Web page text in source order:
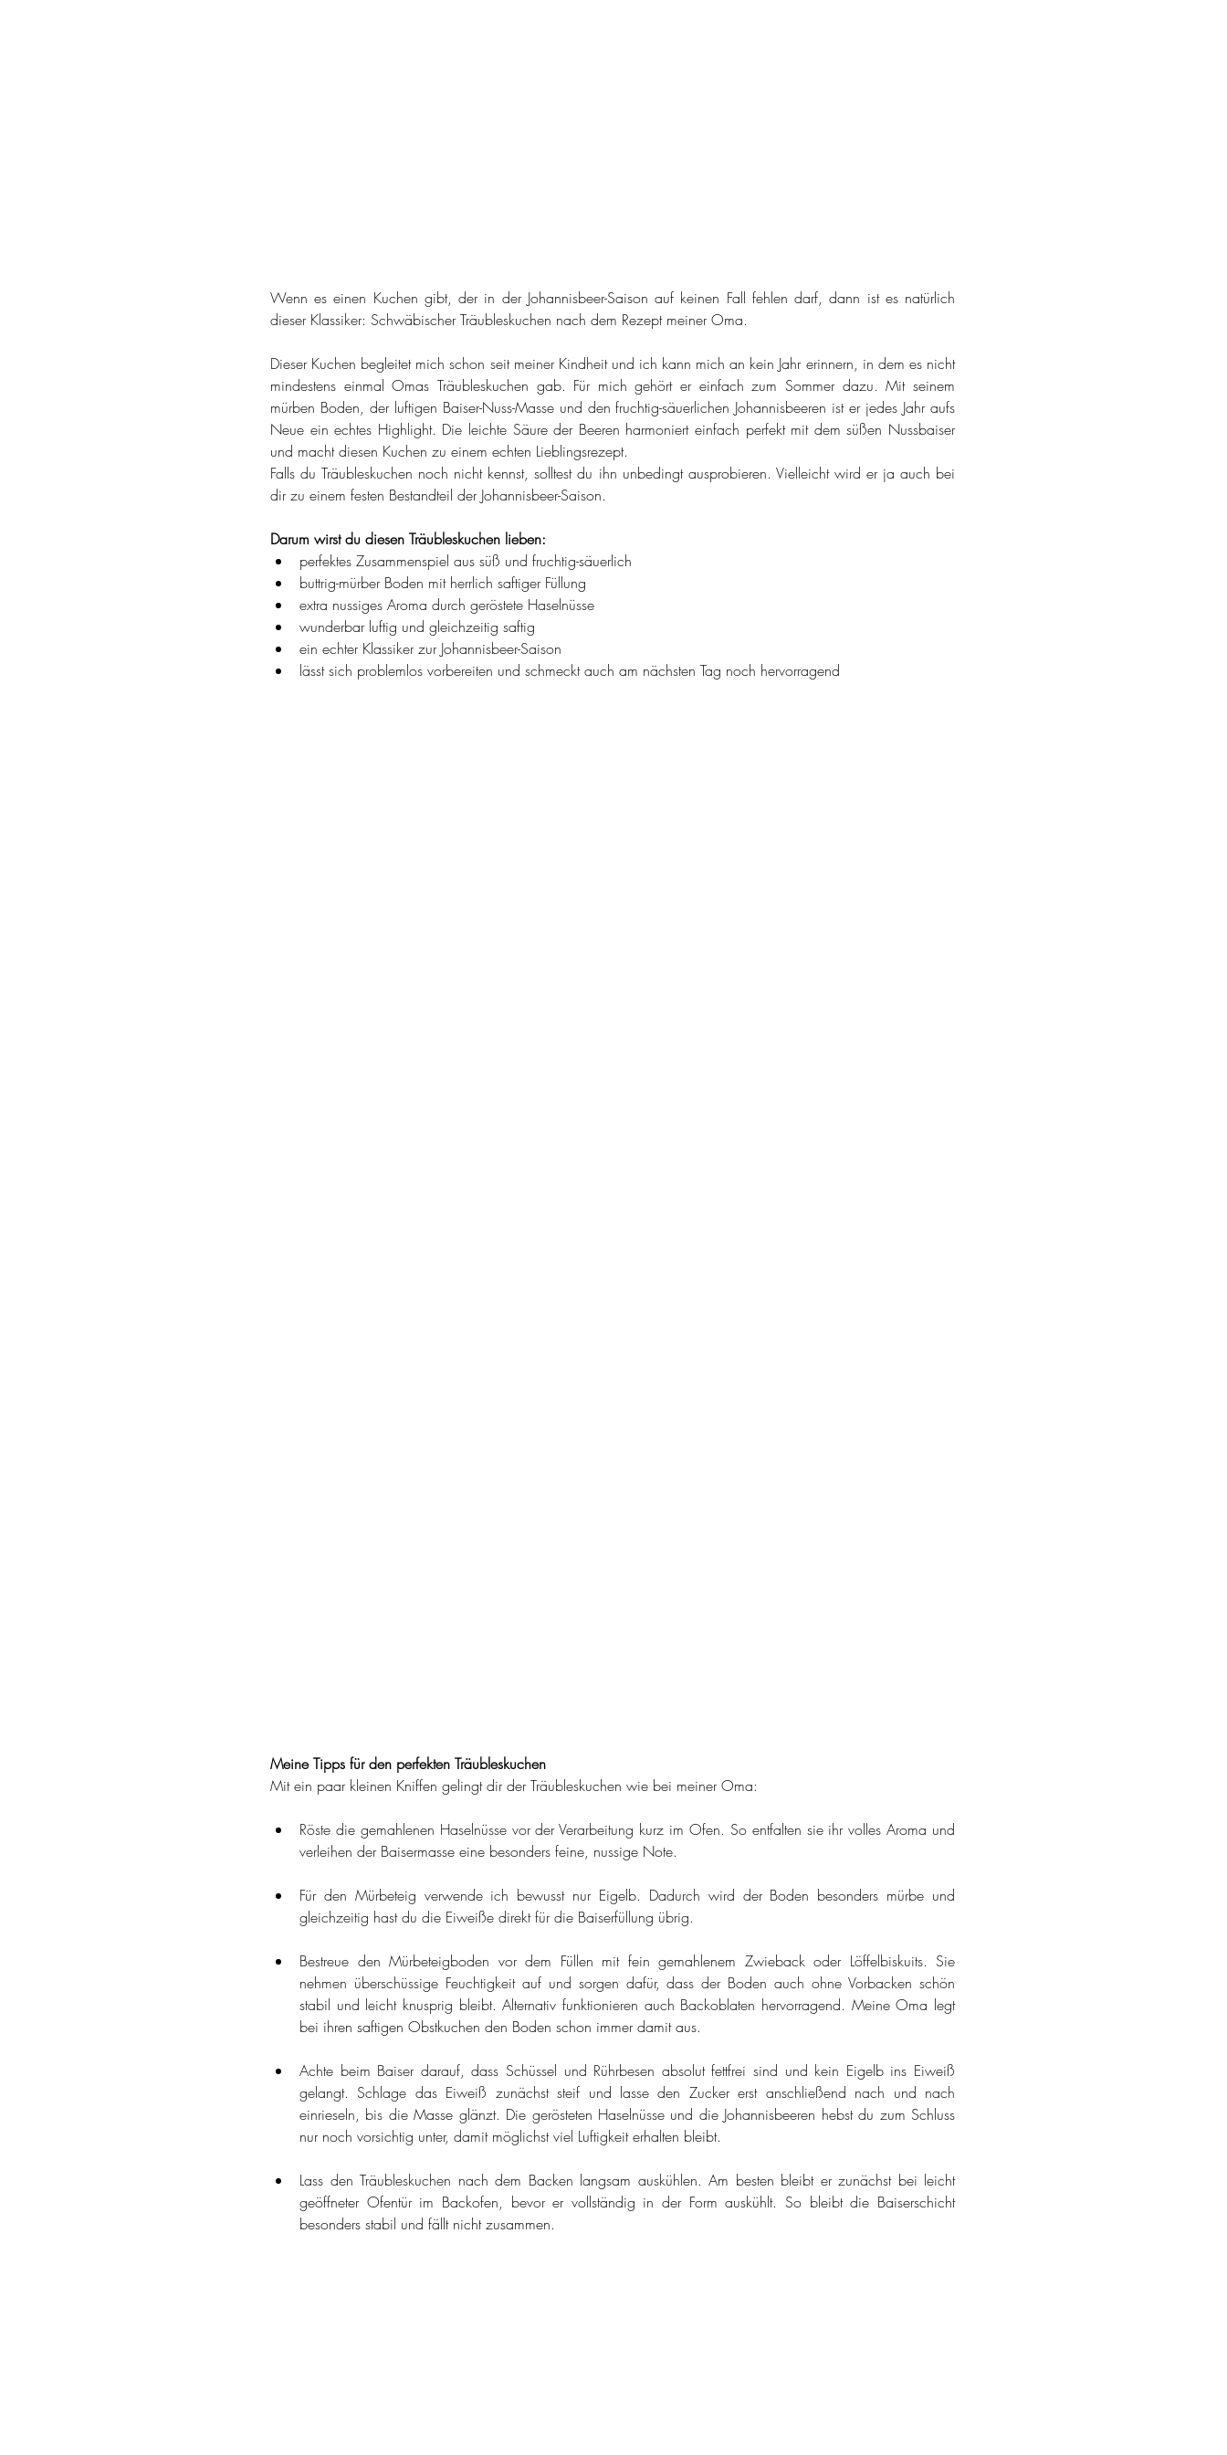
Wenn es einen Kuchen gibt, der in der Johannisbeer-Saison auf keinen Fall fehlen darf, dann ist es natürlich
dieser Klassiker: Schwäbischer Träubleskuchen nach dem Rezept meiner Oma.
Dieser Kuchen begleitet mich schon seit meiner Kindheit und ich kann mich an kein Jahr erinnern, in dem es nicht
mindestens einmal Omas Träubleskuchen gab. Für mich gehört er einfach zum Sommer dazu. Mit seinem
mürben Boden, der luftigen Baiser-Nuss-Masse und den fruchtig-säuerlichen Johannisbeeren ist er jedes Jahr aufs
Neue ein echtes Highlight. Die leichte Säure der Beeren harmoniert einfach perfekt mit dem süßen Nussbaiser
und macht diesen Kuchen zu einem echten Lieblingsrezept.
Falls du Träubleskuchen noch nicht kennst, solltest du ihn unbedingt ausprobieren. Vielleicht wird er ja auch bei
dir zu einem festen Bestandteil der Johannisbeer-Saison.
Darum wirst du diesen Träubleskuchen lieben:
perfektes Zusammenspiel aus süß und fruchtig-säuerlich
buttrig-mürber Boden mit herrlich saftiger Füllung
extra nussiges Aroma durch geröstete Haselnüsse
wunderbar luftig und gleichzeitig saftig
ein echter Klassiker zur Johannisbeer-Saison
lässt sich problemlos vorbereiten und schmeckt auch am nächsten Tag noch hervorragend
Meine Tipps für den perfekten Träubleskuchen
Mit ein paar kleinen Kniffen gelingt dir der Träubleskuchen wie bei meiner Oma:
Röste die gemahlenen Haselnüsse vor der Verarbeitung kurz im Ofen. So entfalten sie ihr volles Aroma und
verleihen der Baisermasse eine besonders feine, nussige Note.
Für den Mürbeteig verwende ich bewusst nur Eigelb. Dadurch wird der Boden besonders mürbe und
gleichzeitig hast du die Eiweiße direkt für die Baiserfüllung übrig.
Bestreue den Mürbeteigboden vor dem Füllen mit fein gemahlenem Zwieback oder Löffelbiskuits. Sie
nehmen überschüssige Feuchtigkeit auf und sorgen dafür, dass der Boden auch ohne Vorbacken schön
stabil und leicht knusprig bleibt. Alternativ funktionieren auch Backoblaten hervorragend. Meine Oma legt
bei ihren saftigen Obstkuchen den Boden schon immer damit aus.
Achte beim Baiser darauf, dass Schüssel und Rührbesen absolut fettfrei sind und kein Eigelb ins Eiweiß
gelangt. Schlage das Eiweiß zunächst steif und lasse den Zucker erst anschließend nach und nach
einrieseln, bis die Masse glänzt. Die gerösteten Haselnüsse und die Johannisbeeren hebst du zum Schluss
nur noch vorsichtig unter, damit möglichst viel Luftigkeit erhalten bleibt.
Lass den Träubleskuchen nach dem Backen langsam auskühlen. Am besten bleibt er zunächst bei leicht
geöffneter Ofentür im Backofen, bevor er vollständig in der Form auskühlt. So bleibt die Baiserschicht
besonders stabil und fällt nicht zusammen.